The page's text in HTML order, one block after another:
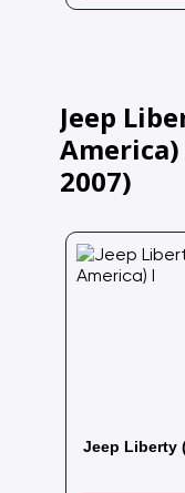
Jeep
America)
2007)
Jeep Liberty